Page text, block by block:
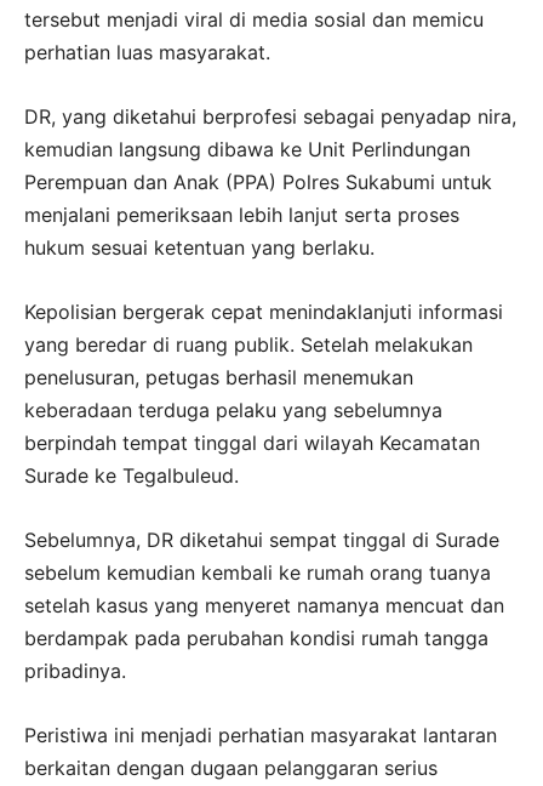
tersebut menjadi viral di media sosial dan memicu
perhatian luas masyarakat.
DR, yang diketahui berprofesi sebagai penyadap nira,
kemudian langsung dibawa ke Unit Perlindungan
Perempuan dan Anak (PPA) Polres Sukabumi untuk
menjalani pemeriksaan lebih lanjut serta proses
hukum sesuai ketentuan yang berlaku.
Kepolisian bergerak cepat menindaklanjuti informasi
yang beredar di ruang publik. Setelah melakukan
penelusuran, petugas berhasil menemukan
keberadaan terduga pelaku yang sebelumnya
berpindah tempat tinggal dari wilayah Kecamatan
Surade ke Tegalbuleud.
Sebelumnya, DR diketahui sempat tinggal di Surade
sebelum kemudian kembali ke rumah orang tuanya
setelah kasus yang menyeret namanya mencuat dan
berdampak pada perubahan kondisi rumah tangga
pribadinya.
Peristiwa ini menjadi perhatian masyarakat lantaran
berkaitan dengan dugaan pelanggaran serius